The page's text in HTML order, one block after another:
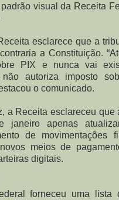
visual da Receita
esclarece que a
a Constituição.
PIX e nunca vai
não autoriza imposto
o comunicado.
a Receita esclareceu que
janeiro apenas
de movimentações
meios de
digitais.
forneceu uma lista